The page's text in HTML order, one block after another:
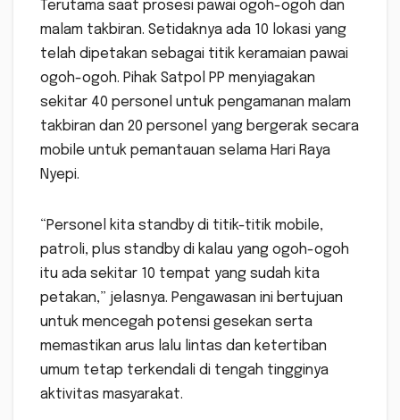
Terutama saat prosesi pawai ogoh-ogoh dan
malam takbiran. Setidaknya ada 10 lokasi yang
telah dipetakan sebagai titik keramaian pawai
ogoh-ogoh. Pihak Satpol PP menyiagakan
sekitar 40 personel untuk pengamanan malam
takbiran dan 20 personel yang bergerak secara
mobile untuk pemantauan selama Hari Raya
Nyepi.
“Personel kita standby di titik-titik mobile,
patroli, plus standby di kalau yang ogoh-ogoh
itu ada sekitar 10 tempat yang sudah kita
petakan,” jelasnya. Pengawasan ini bertujuan
untuk mencegah potensi gesekan serta
memastikan arus lalu lintas dan ketertiban
umum tetap terkendali di tengah tingginya
aktivitas masyarakat.